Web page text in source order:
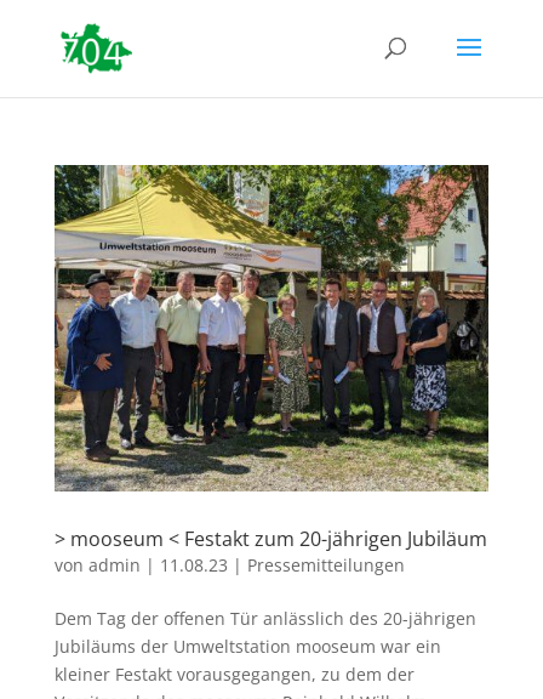
> mooseum < Festakt zum 20-jährigen Jubiläum
von admin | 11.08.23 | Pressemitteilungen
Dem Tag der offenen Tür anlässlich des 20-jährigen
Jubiläums der Umweltstation mooseum war ein
kleiner Festakt vorausgegangen, zu dem der